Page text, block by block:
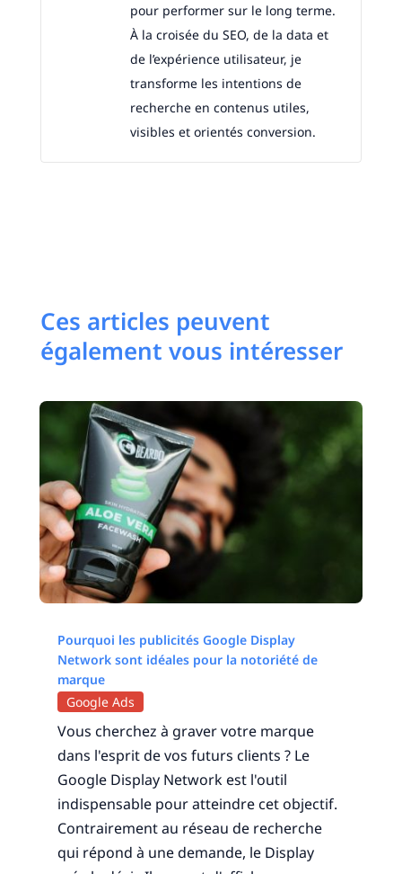
pour performer sur le long terme.
À la croisée du SEO, de la data et
de l’expérience utilisateur, je
transforme les intentions de
recherche en contenus utiles,
visibles et orientés conversion.
Ces articles peuvent
également vous intéresser
Pourquoi les publicités Google Display
Network sont idéales pour la notoriété de
marque
Google Ads
Vous cherchez à graver votre marque
dans l'esprit de vos futurs clients ? Le
Google Display Network est l'outil
indispensable pour atteindre cet objectif.
Contrairement au réseau de recherche
qui répond à une demande, le Display